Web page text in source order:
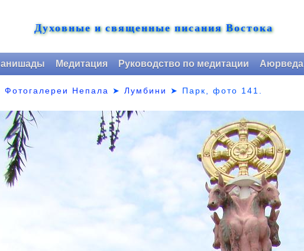
Духовные и священные писания Востока
Медитация Руководство по медитации Аюрведа
Фотогалереи Непала ➤Лумбини ➤ Парк,фото 141.